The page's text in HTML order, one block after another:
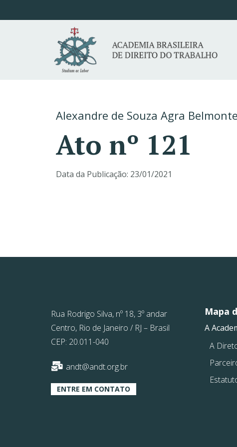
Alexandre de Souza Agra Belmonte
Ato nº 121
Data da Publicação: 23/01/2021
Rua Rodrigo Silva, nº 18, 3º andar
Centro, Rio de Janeiro / RJ – Brasil
CEP: 20.011-040
andt@andt.org.br
ENTRE EM CONTATO
Mapa
A
A